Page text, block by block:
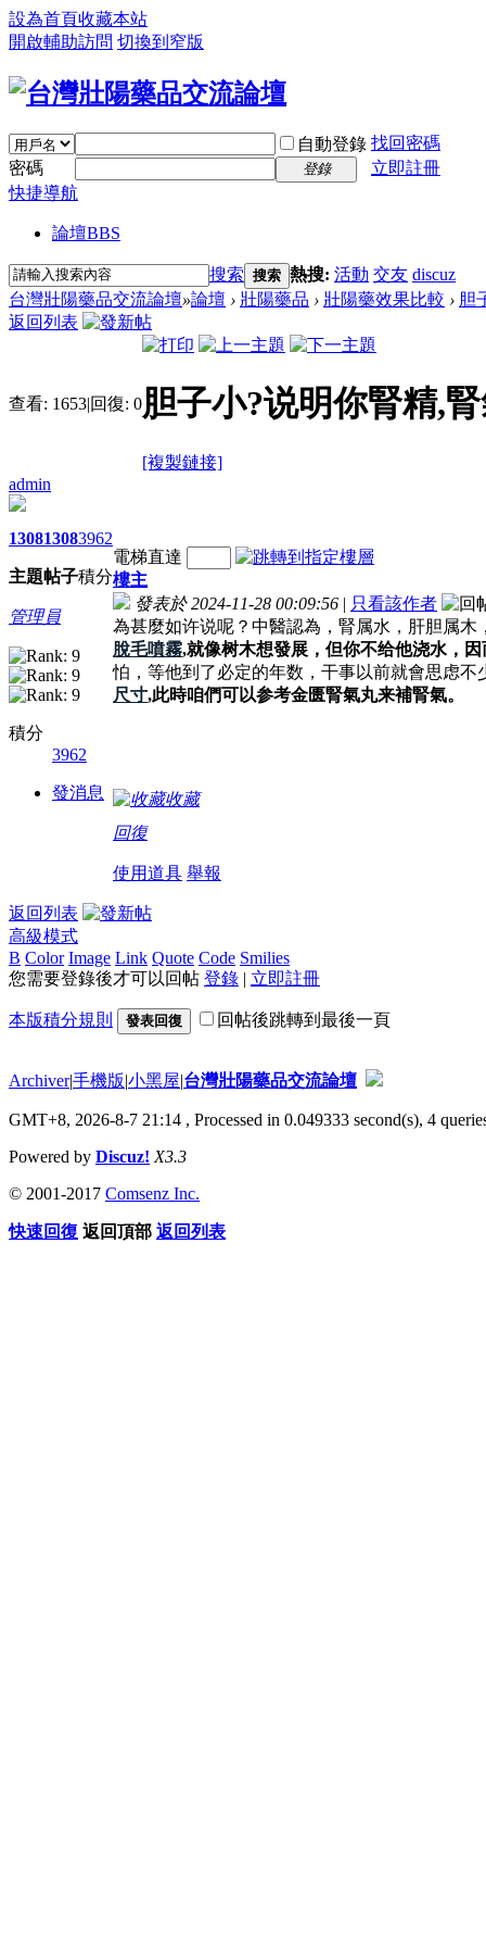
設為首頁收藏本站
開啟輔助訪問 切換到窄版
自動登錄 找回密碼
密碼
登錄
立即註冊
快捷導航
論壇BBS
搜索 搜索 熱搜: 活動 交友 discuz
台灣壯陽藥品交流論壇»論壇 › 壯陽藥品 › 壯陽藥效果比較 › 胆
返回列表
查看: 1653|回復: 0胆子小?说明你腎精,
[複製鏈接]
admin
1308
主題
1308
帖子
3962
積分
管理員
積分
3962
發消息
電梯直達
樓主
發表於 2024-11-28 00:09:56 | 只看該作者
為甚麼如许说呢？中醫認為，腎属水，肝胆属
脫毛噴霧,就像树木想發展，但你不给他浇水，
怕，等他到了必定的年数，干事以前就會思虑
尺寸,此時咱們可以参考金匮腎氣丸来補腎氣。
收藏
回復
使用道具 舉報
返回列表
高級模式
B Color Image Link Quote Code Smilies
您需要登錄後才可以回帖 登錄 | 立即註冊
本版積分規則 發表回復 回帖後跳轉到最後一頁
Archiver|手機版|小黑屋|台灣壯陽藥品交流論壇
GMT+8, 2026-8-7 21:14 , Processed in 0.049333 second(s), 4
Powered by Discuz! X3.3
© 2001-2017 Comsenz Inc.
快速回復 返回頂部 返回列表